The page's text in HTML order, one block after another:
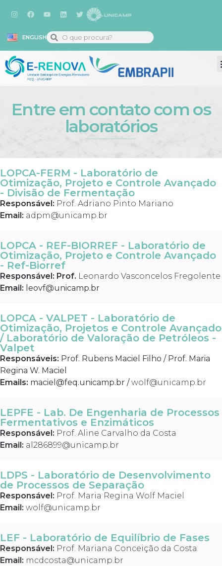
ENGLISH
Entre em contato com os
laboratórios
LOPCA-FERM - Laboratório de
Otimização, Projeto e Controle Avançado
- Divisão de Fermentação
Responsável: Prof. Adriano Pinto Mariano
Email: adpm@unicamp.br
LOPCA - REF-BIORREF - Laboratório de
Otimização, Projeto e Controle Avançado
- Ref-Biorref
Responsável: Prof. Leonardo Vasconcelos Fregolente
Email: leovf@unicamp.br
LOPCA - VALPET - Laboratório de
Otimização, Projetos e Controle Avançado
/ Laboratório de Valoração de Petróleos -
Valpet
Responsáveis: Prof. Rubens Maciel Filho / Prof. Maria
Regina W. Maciel
Emails: maciel@feq.unicamp.br /wolf@unicamp.br
LEPFE - Lab. De Engenharia de Processos
Fermentativos e Enzimáticos
Responsável: Prof. Aline Carvalho da Costa
Email: al286899@unicamp.br
LDPS - Laboratório de Desenvolvimento
de Processos de Separação
Responsável: Prof. Maria Regina Wolf Maciel
Email: wolf@unicamp.br
LEF - Laboratório de Equilíbrio de Fases
Responsável: Prof. Mariana Conceição da Costa
Email: mcdcosta@unicamp.br